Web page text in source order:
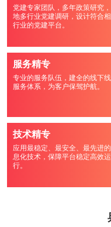
党建专家团队，多年政策研究
地多行业党建调研，设计符合
行业的党建平台。
服务精专
专业的服务队伍，建全的线下
服务体系，为客户保驾护航。
技术精专
应用最稳定、最安全、最先进
息化技术，保障平台稳定高效运
行。